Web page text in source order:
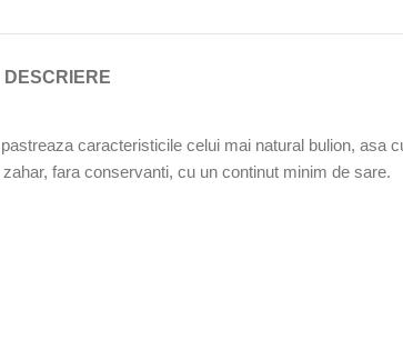
DESCRIERE
caracteristicile celui mai natural bulion, asa
fara conservanti, cu un continut minim de sare.